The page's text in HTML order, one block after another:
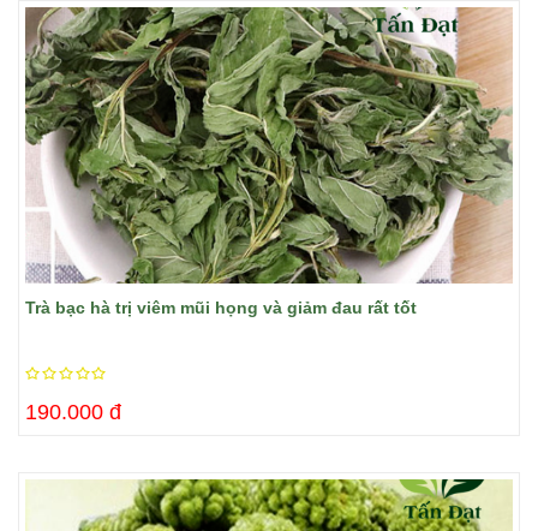
Trà bạc hà trị viêm mũi họng và giảm đau rất tốt
190.000 đ